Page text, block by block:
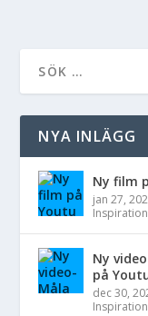
NYA INLÄGG
Ny film
jan 27,
Inspiration
Ny
på
dec 30,
Inspiration